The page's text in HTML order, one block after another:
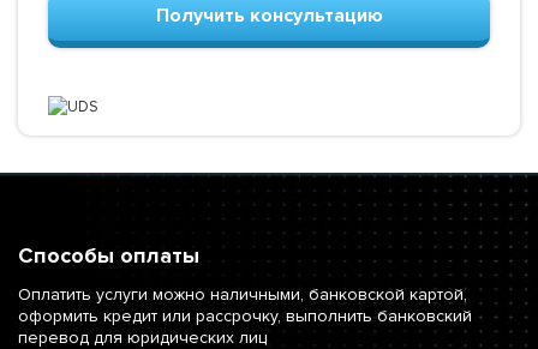
Получить консультацию
Способы оплаты
Оплатить услуги можно наличными, банковской картой,
оформить кредит или рассрочку, выполнить банковский
перевод для юридических лиц